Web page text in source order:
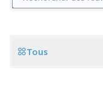
Scope
Tous